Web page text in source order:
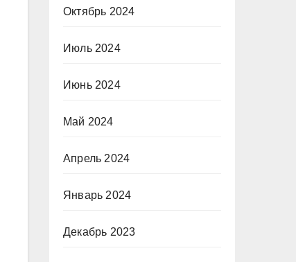
Октябрь 2024
Июль 2024
Июнь 2024
Май 2024
Апрель 2024
Январь 2024
Декабрь 2023